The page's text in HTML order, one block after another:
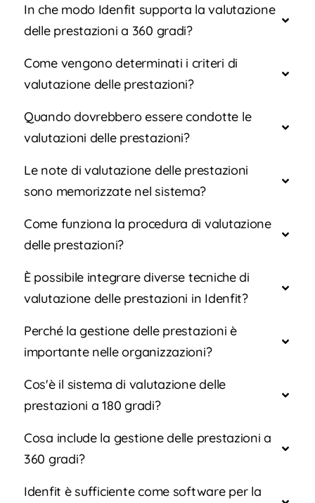
In che modo Idenfit supporta la valutazione
delle prestazioni a 360 gradi?
Come vengono determinati i criteri di
valutazione delle prestazioni?
Quando dovrebbero essere condotte le
valutazioni delle prestazioni?
Le note di valutazione delle prestazioni
sono memorizzate nel sistema?
Come funziona la procedura di valutazione
delle prestazioni?
È possibile integrare diverse tecniche di
valutazione delle prestazioni in Idenfit?
Perché la gestione delle prestazioni è
importante nelle organizzazioni?
Cos'è il sistema di valutazione delle
prestazioni a 180 gradi?
Cosa include la gestione delle prestazioni a
360 gradi?
Idenfit è sufficiente come software per la